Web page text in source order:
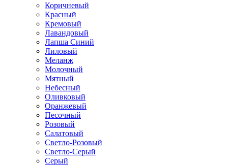
Коричневый
Красный
Кремовый
Лавандовый
Лапша Синий
Лиловый
Меланж
Молочный
Мятный
Небесный
Оливковый
Оранжевый
Песочный
Розовый
Салатовый
Светло-Розовый
Светло-Серый
Серый